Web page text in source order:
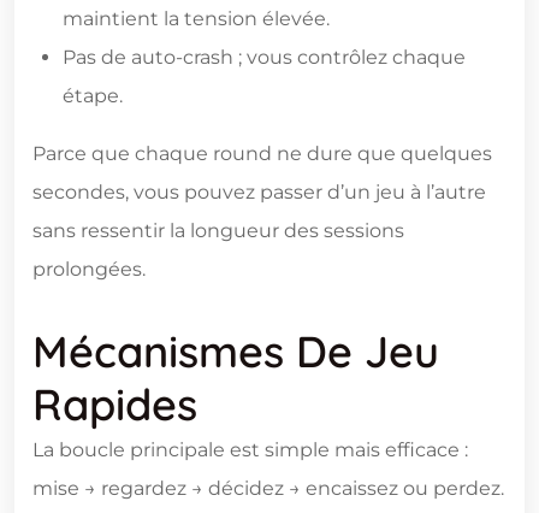
maintient la tension élevée.
Pas de auto‑crash ; vous contrôlez chaque
étape.
Parce que chaque round ne dure que quelques
secondes, vous pouvez passer d’un jeu à l’autre
sans ressentir la longueur des sessions
prolongées.
Mécanismes De Jeu
Rapides
La boucle principale est simple mais efficace :
mise → regardez → décidez → encaissez ou perdez.